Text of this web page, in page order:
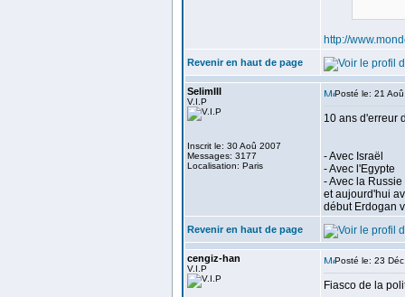
http://
Revenir en haut de page
SelimIII
V.I.P
Inscrit le: 30 Aoû 2007
Messages: 3177
Localisation: Paris
Posté le: 21
10 ans d'erreur
- Avec Israël
- Avec l'Egypte
- Avec la Russie
et aujourd'hui
début Erdogan
Revenir en haut de page
cengiz-han
V.I.P
Posté le: 23
Fiasco de la